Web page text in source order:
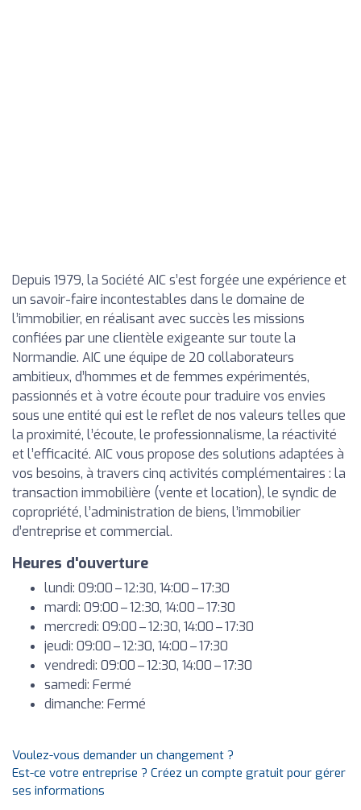
Depuis 1979, la Société AIC s’est forgée une expérience et
un savoir-faire incontestables dans le domaine de
l’immobilier, en réalisant avec succès les missions
confiées par une clientèle exigeante sur toute la
Normandie. AIC une équipe de 20 collaborateurs
ambitieux, d’hommes et de femmes expérimentés,
passionnés et à votre écoute pour traduire vos envies
sous une entité qui est le reflet de nos valeurs telles que
la proximité, l’écoute, le professionnalisme, la réactivité
et l’efficacité. AIC vous propose des solutions adaptées à
vos besoins, à travers cinq activités complémentaires : la
transaction immobilière (vente et location), le syndic de
copropriété, l’administration de biens, l’immobilier
d’entreprise et commercial.
Heures d'ouverture
lundi: 09:00 – 12:30, 14:00 – 17:30
mardi: 09:00 – 12:30, 14:00 – 17:30
mercredi: 09:00 – 12:30, 14:00 – 17:30
jeudi: 09:00 – 12:30, 14:00 – 17:30
vendredi: 09:00 – 12:30, 14:00 – 17:30
samedi: Fermé
dimanche: Fermé
Voulez-vous demander un changement ?
Est-ce votre entreprise ? Créez un compte gratuit pour gérer
ses informations